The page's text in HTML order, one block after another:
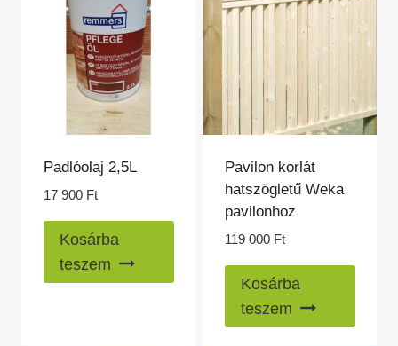
Padlóolaj 2,5L
17 900 Ft
Kosárba
teszem
Pavilon korlát
hatszögletű Weka
pavilonhoz
119 000 Ft
Kosárba
teszem